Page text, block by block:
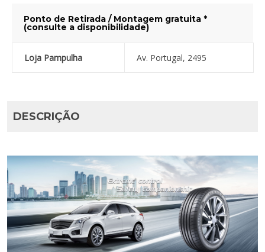
Ponto de Retirada / Montagem gratuita *
(consulte a disponibilidade)
Loja Pampulha Av. Portugal, 2495
DESCRIÇÃO